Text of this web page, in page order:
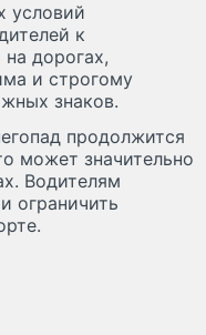
условий
к
дорогах,
и строгому
знаков.
продолжится
может значительно
Водителям
ограничить